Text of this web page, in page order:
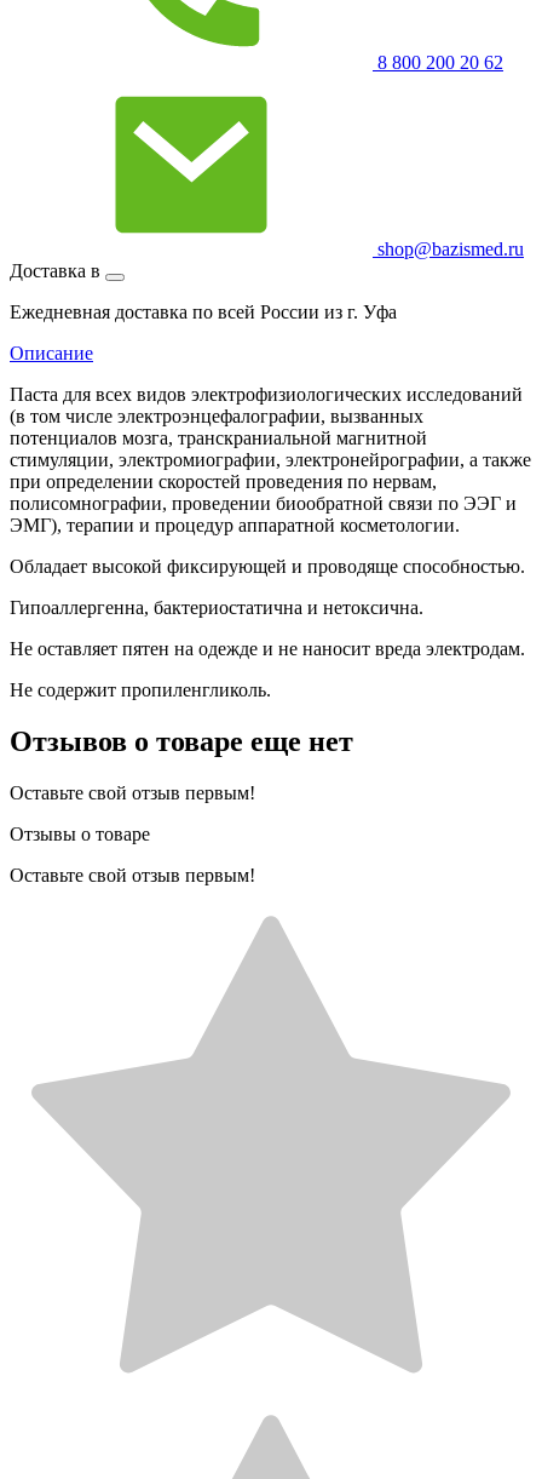
8 800 200 20 62
shop@bazismed.ru
Доставка в
Ежедневная доставка по всей России из г. Уфа
Описание
Паста для всех видов электрофизиологических исследований
(в том числе электроэнцефалографии, вызванных
потенциалов мозга, транскраниальной магнитной
стимуляции, электромиографии, электронейрографии, а также
при определении скоростей проведения по нервам,
полисомнографии, проведении биообратной связи по ЭЭГ и
ЭМГ), терапии и процедур аппаратной косметологии.
Обладает высокой фиксирующей и проводяще способностью.
Гипоаллергенна, бактериостатична и нетоксична.
Не оставляет пятен на одежде и не наносит вреда электродам.
Не содержит пропиленгликоль.
Отзывов о товаре еще нет
Оставьте свой отзыв первым!
Отзывы о товаре
Оставьте свой отзыв первым!